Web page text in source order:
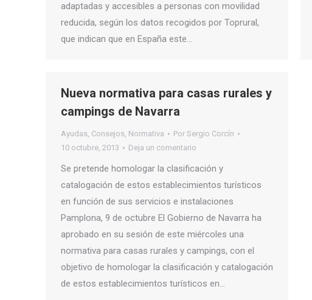
adaptadas y accesibles a personas con movilidad
reducida, según los datos recogidos por Toprural,
que indican que en España este…
Nueva normativa para casas rurales y
campings de Navarra
Ayudas, Consejos, Normativa Por Sergio Corcín
10 octubre, 2013
Deja un comentario
Se pretende homologar la clasificación y
catalogación de estos establecimientos turísticos
en función de sus servicios e instalaciones
Pamplona, 9 de octubre El Gobierno de Navarra ha
aprobado en su sesión de este miércoles una
normativa para casas rurales y campings, con el
objetivo de homologar la clasificación y catalogación
de estos establecimientos turísticos en…